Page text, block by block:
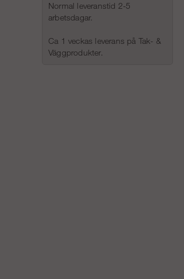
Normal leveranstid 2-5
arbetsdagar.
Ca 1 veckas leverans på Tak- &
Väggprodukter.